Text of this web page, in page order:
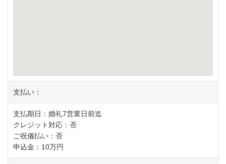
支払い：
支払期日：婚礼7営業日前迄
クレジット対応：否
ご祝儀払い：否
申込金：10万円